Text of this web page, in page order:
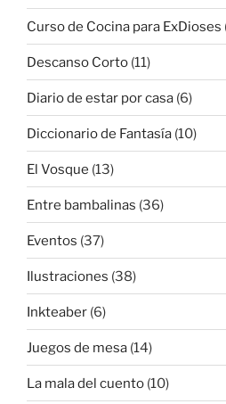
Curso de Cocina para ExDioses
Descanso Corto (11)
Diario de estar por casa (6)
Diccionario de Fantasía (10)
El Vosque (13)
Entre bambalinas (36)
Eventos (37)
Ilustraciones (38)
Inkteaber (6)
Juegos de mesa (14)
La mala del cuento (10)